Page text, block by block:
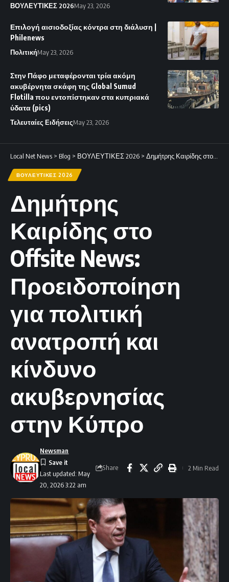
ΒΟΥΛΕΥΤΙΚΕΣ 2026May 23, 2026
Επιλογή αισιοδοξίας κόντρα στη διάλυση |
Philenews
ΠολιτικήMay 23, 2026
Στην Πάφο μεταφέρονται τρία ακόμη
ακυβέρνητα σκάφη της Global Sumud
Flotilla που εντοπίστηκαν στα κυπριακά
ύδατα (pics)
Τελευταίες ΕιδήσειςMay 23, 2026
Local Net News > Blog > ΒΟΥΛΕΥΤΙΚΕΣ 2026 > Δημήτρης Καιρίδης στο Offsite News: Προειδοποίηση για πολιτική ανατροπή και κίνδυνο ακυβερνησίας στην Κύπρο
ΒΟΥΛΕΥΤΙΚΕΣ 2026
Δημήτρης
Καιρίδης στο
Offsite News:
Προειδοποίηση
για πολιτική
ανατροπή και
κίνδυνο
ακυβερνησίας
στην Κύπρο
Last updated: May
20, 2026 3:22 am
Newsman
Share 2 Min Read